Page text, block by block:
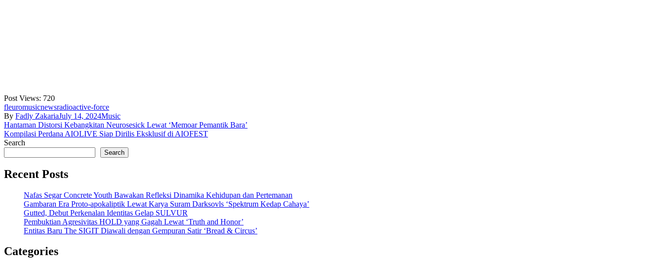
Post Views: 720
fleuromusicnewsradioactive-force
By Fadly ZakariaJuly 14, 2024Music
Post
navigation
Hantaman Distorsi Kebangkitan Neurosesick Lewat ‘Memoar Pemantik Bara’
Kompilasi Perdana AIOLIVE Siap Dirilis Eksklusif di AIOFEST
Search
Search
Recent Posts
Nafas Segar Concrete Youth Bawakan Refleksi Dinamika Kehidupan dan Pertemanan
Gambaran Era Proto-apokaliptik Lewat Karya Suram Darksovls ‘Spektrum Kedap Cahaya’
Gutted, Debut Perkenalan Identitas Gelap SULVUR
Pembuktian Agresivitas HOLD yang Gagah Lewat ‘Truth and Honor’
Entitas Baru The SIGIT Diawali dengan Gempuran Satir ‘Bread & Circus’
Categories